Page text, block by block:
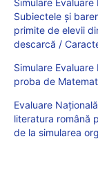
Subiectele și
primite de elevii
descarcă /
Simulare
proba de
Evaluare
literatura română
de la simularea